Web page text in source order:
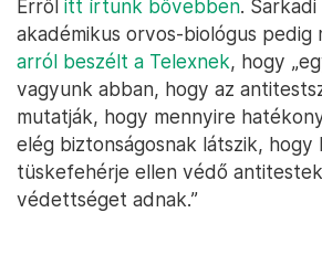
Erről itt írtunk bővebben. Sarkadi
akadémikus orvos-biológus pedig
arról beszélt a Telexnek, hogy
vagyunk abban, hogy az
mutatják, hogy mennyire
elég biztonságosnak látszik, hogy
tüskefehérje ellen védő
védettséget adnak.”